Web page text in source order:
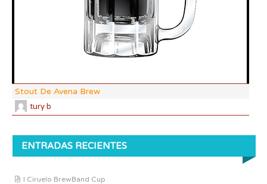
Stout De Avena Brew
tury b
ENTRADAS RECIENTES
I Ciruelo BrewBand Cup